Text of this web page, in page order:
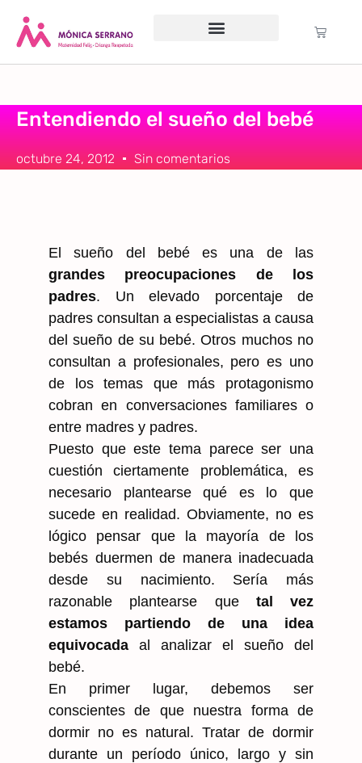
Entendiendo el sueño del bebé
octubre 24, 2012 Sin comentarios
El sueño del bebé es una de las
grandes preocupaciones de los
padres. Un elevado porcentaje de
padres consultan a especialistas a causa
del sueño de su bebé. Otros muchos no
consultan a profesionales, pero es uno
de los temas que más protagonismo
cobran en conversaciones familiares o
entre madres y padres.
Puesto que este tema parece ser una
cuestión ciertamente problemática, es
necesario plantearse qué es lo que
sucede en realidad. Obviamente, no es
lógico pensar que la mayoría de los
bebés duermen de manera inadecuada
desde su nacimiento. Sería más
razonable plantearse que tal vez
estamos partiendo de una idea
equivocada al analizar el sueño del
bebé.
En primer lugar, debemos ser
conscientes de que nuestra forma de
dormir no es natural. Tratar de dormir
durante un período único, largo y sin